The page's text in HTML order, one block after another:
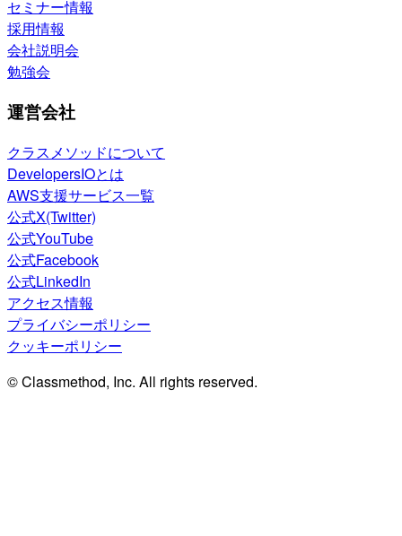
セミナー情報
採用情報
会社説明会
勉強会
運営会社
クラスメソッドについて
DevelopersIOとは
AWS支援サービス一覧
公式X(Twitter)
公式YouTube
公式Facebook
公式LinkedIn
アクセス情報
プライバシーポリシー
クッキーポリシー
© Classmethod, Inc. All rights reserved.